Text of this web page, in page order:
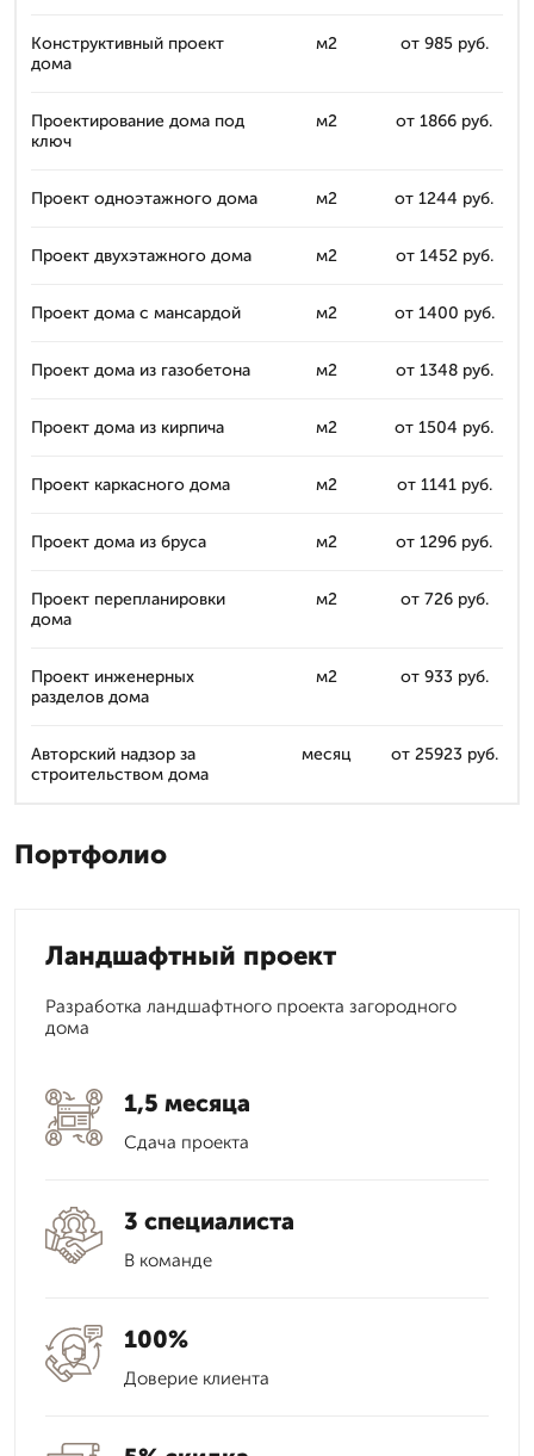
Конструктивный проект
дома
м2 от 985 руб.
Проектирование дома под
ключ
м2 от 1866 руб.
Проект одноэтажного дома м2 от 1244 руб.
Проект двухэтажного дома м2 от 1452 руб.
Проект дома с мансардой м2 от 1400 руб.
Проект дома из газобетона м2 от 1348 руб.
Проект дома из кирпича м2 от 1504 руб.
Проект каркасного дома м2 от 1141 руб.
Проект дома из бруса м2 от 1296 руб.
Проект перепланировки
дома
м2 от 726 руб.
Проект инженерных
разделов дома
м2 от 933 руб.
Авторский надзор за
строительством дома
месяц от 25923 руб.
Портфолио
Ландшафтный проект
Разработка ландшафтного проекта загородного
дома
1,5 месяца
Сдача проекта
3 специалиста
В команде
100%
Доверие клиента